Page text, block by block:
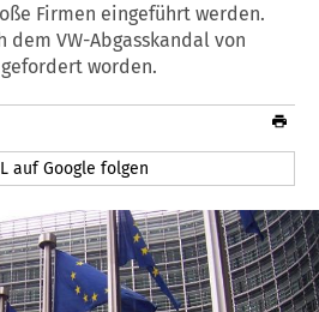
Firmen eingeführt werden.
dem VW-Abgasskandal von
worden.
auf Google folgen